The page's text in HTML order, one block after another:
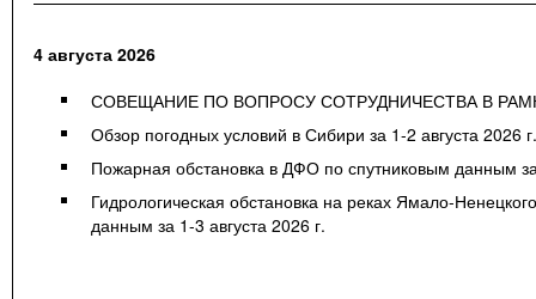
4 августа 2026
СОВЕЩАНИЕ ПО ВОПРОСУ СОТРУДНИЧЕСТВА В
Обзор погодных условий в Сибири за 1-2 августа 2026 г.
Пожарная обстановка в ДФО по спутниковым данным
Гидрологическая обстановка на реках Ямало-
данным за 1-3 августа 2026 г.